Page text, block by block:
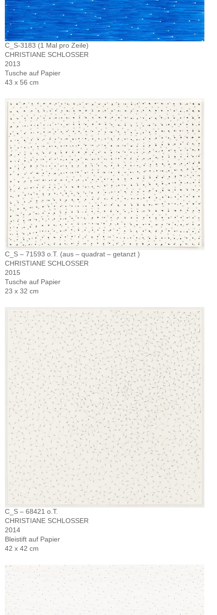
C_S-3183 (1 Mal pro Zeile)
CHRISTIANE SCHLOSSER
2013
Tusche auf Papier
43 x 56 cm
C_S – 71593 o.T. (aus – quadrat – getanzt )
CHRISTIANE SCHLOSSER
2015
Tusche auf Papier
23 x 32 cm
C_S – 68421 o.T.
CHRISTIANE SCHLOSSER
2014
Bleistift auf Papier
42 x 42 cm